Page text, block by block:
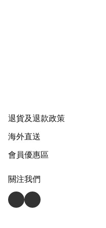
退貨及退款政策
海外直送
會員優惠區
關注我們